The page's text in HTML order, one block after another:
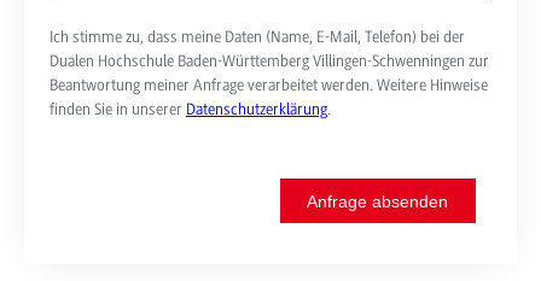
Ich stimme zu, dass meine Daten (Name, E-Mail, Telefon) bei der
Dualen Hochschule Baden-Württemberg Villingen-Schwenningen zur
Beantwortung meiner Anfrage verarbeitet werden. Weitere Hinweise
finden Sie in unserer Datenschutzerklärung.
Anfrage absenden